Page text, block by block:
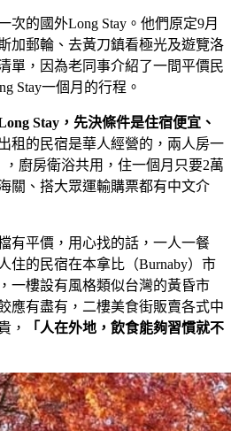
次的國外Long Stay。他們原定9月
加郵輪、去黃刀鎮看極光及遊覽洛
單，因為老同事介紹了一間平價民
Stay一個月的行程。
Stay ，先決條件是住宿便宜、
租的民宿是華人經營的，兩人房一
廚房衛浴共用，住一個月只要2萬
關、搭大眾運輸購票都有中文介
有平價，用心找的話，一人一餐
住的民宿在本拿比（Burnaby）市
一樓設有風格類似台灣的黃昏市
應有盡有，二樓美食街販賣各式中
，
「人在外地，飲食能夠習慣就不